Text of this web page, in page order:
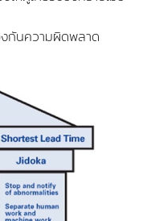
กันความผิดพลาด